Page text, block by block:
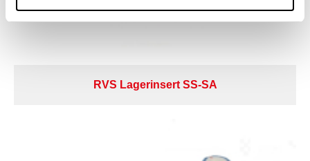
RVS Lagerinsert SS-SA